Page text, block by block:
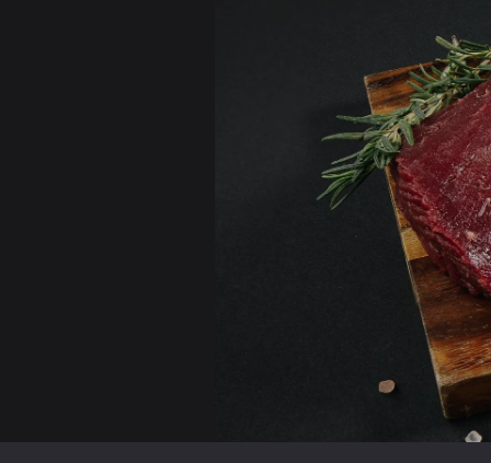
Troškinkite, kepkite ar virkite - elniena